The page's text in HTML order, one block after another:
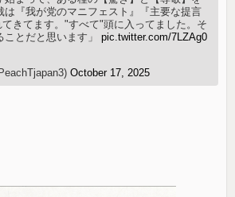
は『我が党のマニフェスト』『主要な提言
きてます。"すべて"頭に入ってました。そ
ことだと思います」pic.twitter.com/7LZAg0
October 17, 2025